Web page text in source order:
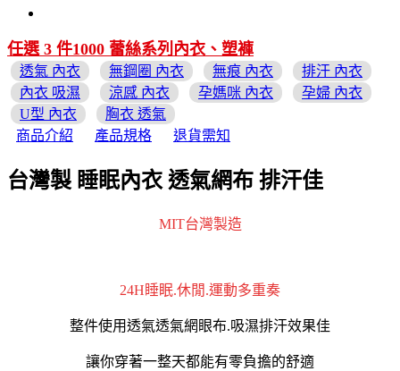
任選 3 件1000 蕾絲系列內衣、塑褲
透氣 內衣 無鋼圈 內衣 無痕 內衣
排汗 內衣
內衣 吸濕
涼感 內衣 孕媽咪 內衣
孕婦 內衣
U型 內衣
胸衣 透氣
商品介紹
產品規格 退貨需知
台灣製 睡眠內衣 透氣網布 排汗佳
MIT台灣製造
24H睡眠.休閒.運動多重奏
整件使用透氣透氣網眼布.吸濕排汗效果佳
讓你穿著一整天都能有零負擔的舒適